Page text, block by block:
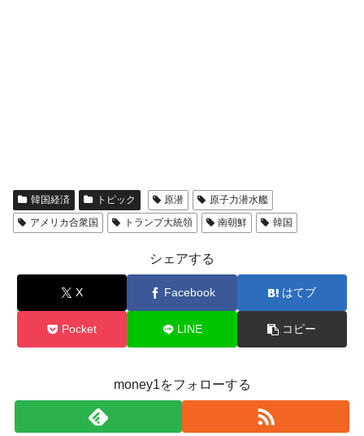
韓国経済 トピック 原潜
原子力潜水艦
アメリカ合衆国
トランプ大統領 南朝鮮 韓国
シェアする
X Facebook はてブ
Pocket LINE コピー
money1をフォローする